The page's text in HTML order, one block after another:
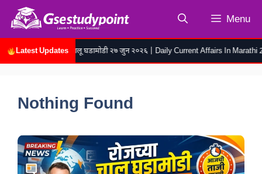
Skip
content
Menu
Latest Updates
रोजच्या चालू घडामोडी २७ जुन २०२६ | Daily Current Affairs In Marathi 27
Nothing Found